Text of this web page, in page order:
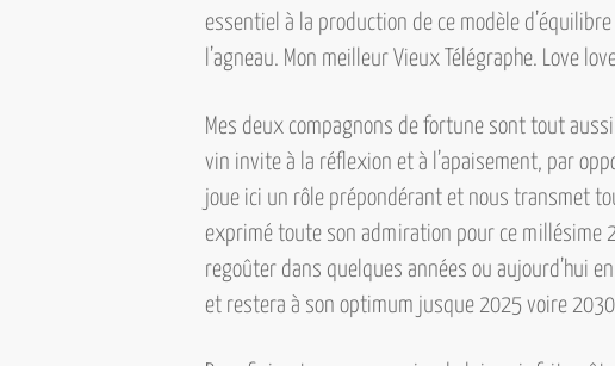
essentiel à la production de ce modèle
l’agneau. Mon meilleur Vieux Télégraphe. Love
Mes deux compagnons de fortune sont tout
vin invite à la réflexion et à l’apaisement, par
joue ici un rôle prépondérant et nous transmet
exprimé toute son admiration pour ce millésime
regoûter dans quelques années ou aujourd’hui
et restera à son optimum jusque 2025 voire